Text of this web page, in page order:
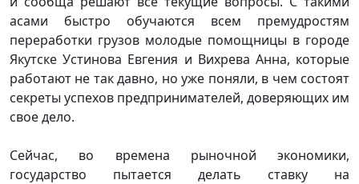
асами быстро обучаются всем премудростям
переработки грузов молодые помощницы в городе
Якутске Устинова Евгения и Вихрева Анна, которые
работают не так давно, но уже поняли, в чем состоят
секреты успехов предпринимателей, доверяющих им
свое дело.
Сейчас, во времена рыночной экономики,
государство пытается делать ставку на